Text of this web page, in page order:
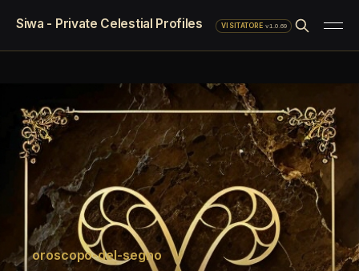
Siwa - Private Celestial Profiles VISITATORE·v1.0.69
oroscopo-del-segno